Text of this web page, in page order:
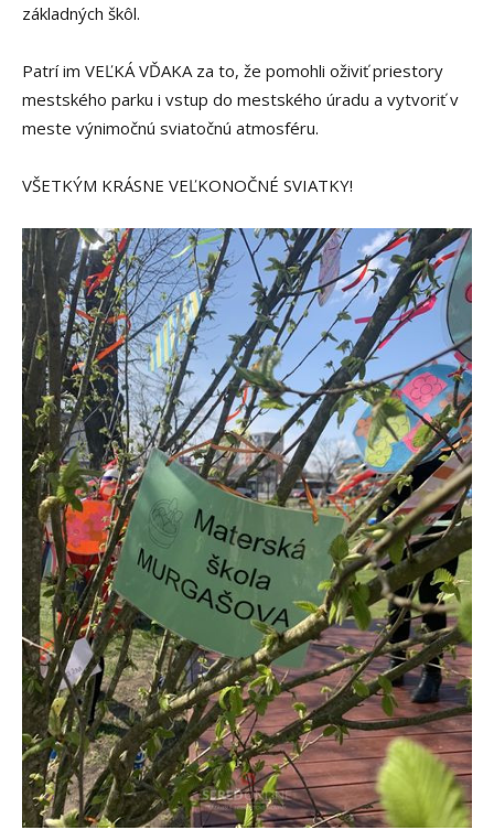
základných škôl.
Patrí im VEĽKÁ VĎAKA za to, že pomohli oživiť priestory
mestského parku i vstup do mestského úradu a vytvoriť v
meste výnimočnú sviatočnú atmosféru.
VŠETKÝM KRÁSNE VEĽKONOČNÉ SVIATKY!